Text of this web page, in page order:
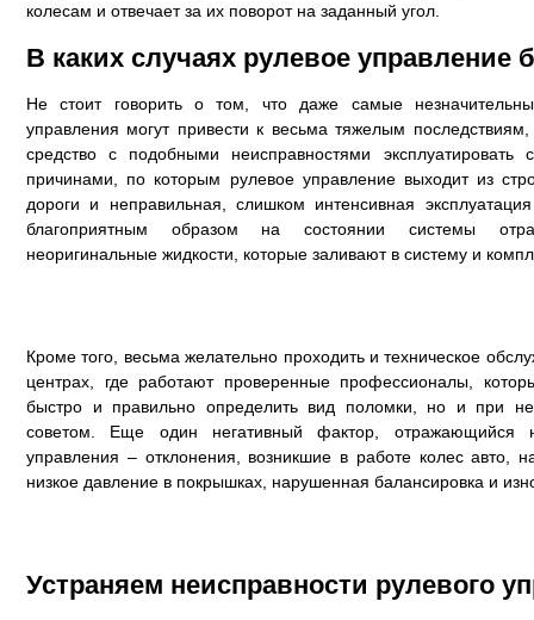
колесам и отвечает за их поворот на заданный угол.
В каких случаях рулевое управление
Не стоит говорить о том, что даже самые
управления могут привести к весьма тяжелым
средство с подобными неисправностями
причинами, по которым рулевое управление выходит из
дороги и неправильная, слишком интенсивная
благоприятным образом на состоянии системы
неоригинальные жидкости, которые заливают в систему и
Кроме того, весьма желательно проходить и техническое
центрах, где работают проверенные профессионалы,
быстро и правильно определить вид поломки, но и при
советом. Еще один негативный фактор, отражающийся
управления – отклонения, возникшие в работе колес авто,
низкое давление в покрышках, нарушенная балансировка и
Устраняем неисправности рулевого